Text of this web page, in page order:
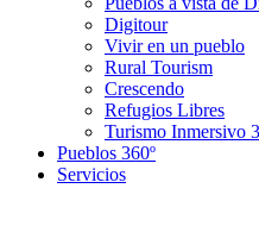
Digitour
Vivir en un pueblo
Rural Tourism
Crescendo
Refugios Libres
Turismo Inmersivo
Pueblos 360º
Servicios